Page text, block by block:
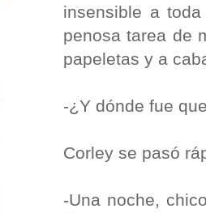
insensible a
penosa tarea de
papeletas y a
-¿Y dónde fue
Corley se pasó
-Una noche,